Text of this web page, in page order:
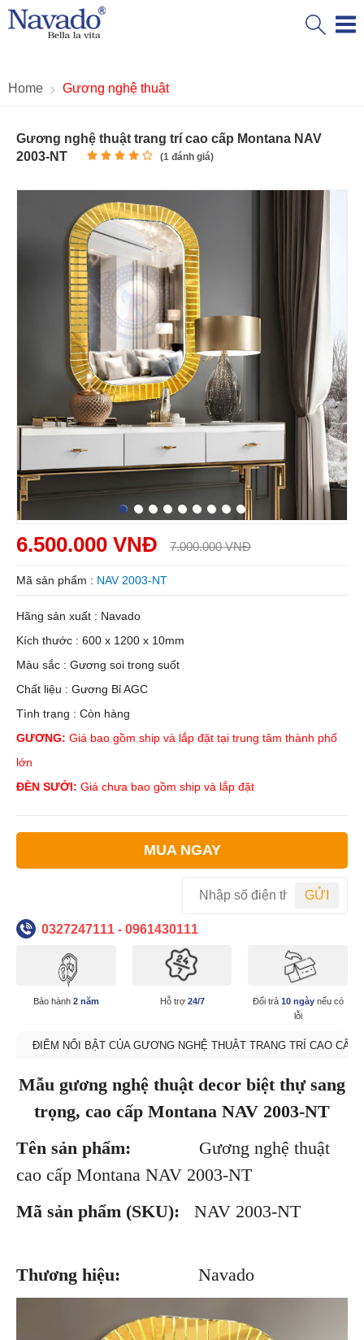
Home Gương nghệ thuật
Gương nghệ thuật trang trí cao cấp Montana NAV
2003-NT
(1 đánh giá)
6.500.000 VNĐ 7.000.000 VNĐ
Mã sản phẩm : NAV 2003-NT
Hãng sản xuất : Navado
Kích thước : 600 x 1200 x 10mm
Màu sắc : Gương soi trong suốt
Chất liệu : Gương Bỉ AGC
Tình trạng : Còn hàng
GƯƠNG: Giá bao gồm ship và lắp đặt tại trung tâm thành phố
lớn
ĐÈN SƯỞI: Giá chưa bao gồm ship và lắp đặt
MUA NGAY
GỬI
0327247111 - 0961430111
Bảo hành 2 năm Hỗ trợ 24/7 Đổi trả 10 ngàynếu có
lỗi
ĐIỂM NỔI BẬT CỦA GƯƠNG NGHỆ THUẬT TRANG TRÍ CAO CẤP
Mẫu gương nghệ thuật decor biệt thự sang
trọng, cao cấp Montana NAV 2003-NT
Tên sản phẩm: Gương nghệ thuật
cao cấp Montana NAV 2003-NT
Mã sản phẩm (SKU):
NAV 2003-NT
Thương hiệu: Navado